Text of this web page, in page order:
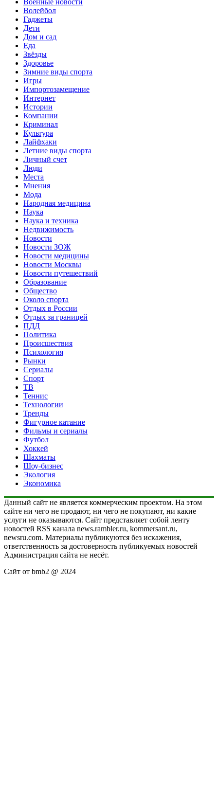
Военные новости
Волейбол
Гаджеты
Дети
Дом и сад
Еда
Звёзды
Здоровье
Зимние виды спорта
Игры
Импортозамещение
Интернет
Истории
Компании
Криминал
Культура
Лайфхаки
Летние виды спорта
Личный счет
Люди
Места
Мнения
Мода
Народная медицина
Наука
Наука и техника
Недвижимость
Новости
Новости ЗОЖ
Новости медицины
Новости Москвы
Новости путешествий
Образование
Общество
Около спорта
Отдых в России
Отдых за границей
ПДД
Политика
Происшествия
Психология
Рынки
Сериалы
Спорт
ТВ
Теннис
Технологии
Тренды
Фигурное катание
Фильмы и сериалы
Футбол
Хоккей
Шахматы
Шоу-бизнес
Экология
Экономика
Данный сайт не является коммерческим проектом. На этом
сайте ни чего не продают, ни чего не покупают, ни какие
услуги не оказываются. Сайт представляет собой ленту
новостей RSS канала news.rambler.ru, kommersant.ru,
newsru.com. Материалы публикуются без искажения,
ответственность за достоверность публикуемых новостей
Администрация сайта не несёт.
Сайт от bmb2 @ 2024